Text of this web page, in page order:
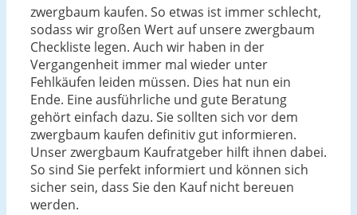
zwergbaum kaufen. So etwas ist immer schlecht,
sodass wir großen Wert auf unsere zwergbaum
Checkliste legen. Auch wir haben in der
Vergangenheit immer mal wieder unter
Fehlkäufen leiden müssen. Dies hat nun ein
Ende. Eine ausführliche und gute Beratung
gehört einfach dazu. Sie sollten sich vor dem
zwergbaum kaufen definitiv gut informieren.
Unser zwergbaum Kaufratgeber hilft ihnen dabei.
So sind Sie perfekt informiert und können sich
sicher sein, dass Sie den Kauf nicht bereuen
werden.